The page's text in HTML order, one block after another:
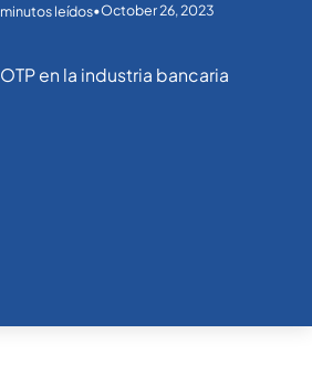
minutos leídos•October 26, 2023